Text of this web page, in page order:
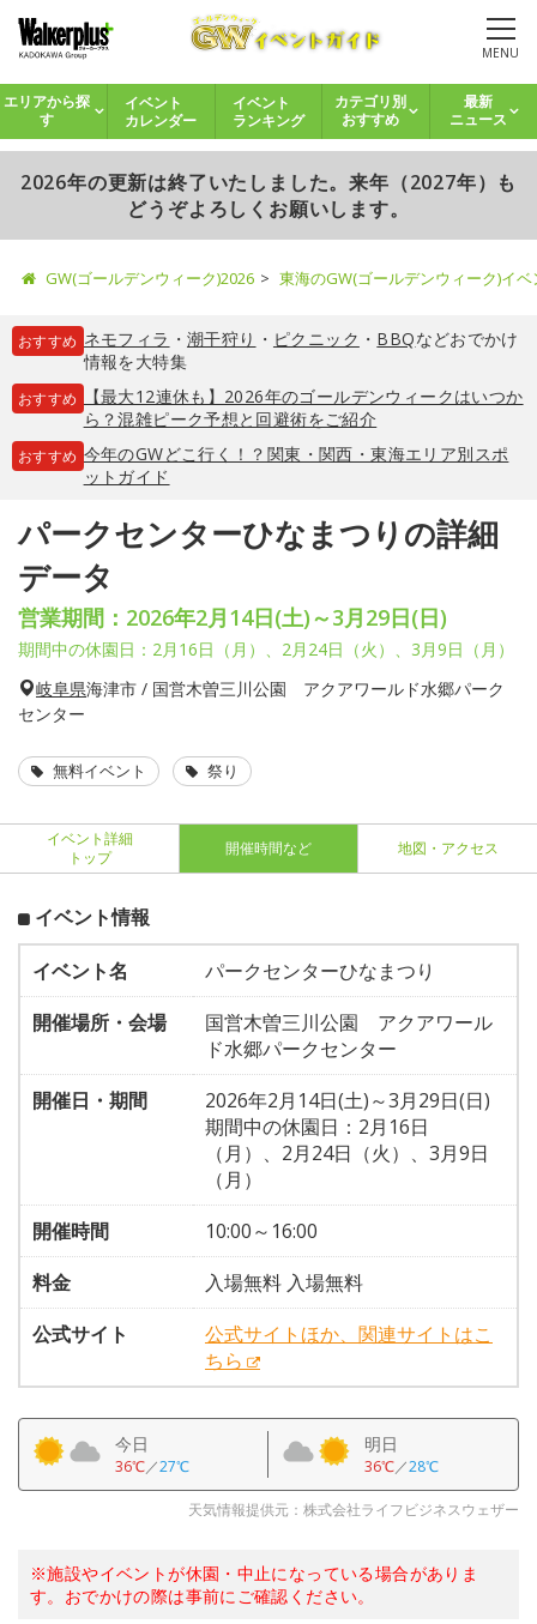
MENU
エリアから探
す
イベント
カレンダー
イベント
ランキング
カテゴリ別
おすすめ
最新
ニュース
2026年の更新は終了いたしました。来年（2027年）も
どうぞよろしくお願いします。
GW(ゴールデンウィーク)2026 東海のGW(ゴールデンウィーク)イ
おすすめ ネモフィラ ・ 潮干狩り ・ ピクニック ・ BBQなどおでかけ
情報を大特集
おすすめ
【最大12連休も】2026年のゴールデンウィークはいつか
ら？混雑ピーク予想と回避術をご紹介
おすすめ 今年のGWどこ行く！？関東・関西・東海エリア別スポ
ットガイド
パークセンターひなまつりの詳細
データ
営業期間：2026年2月14日(土)～3月29日(日)
期間中の休園日：2月16日（月）、2月24日（火）、3月9日（月）
岐阜県海津市 / 国営木曽三川公園 アクアワールド水郷パーク
センター
無料イベント 祭り
イベント詳細
トップ
開催時間など 地図・アクセス
イベント情報
イベント名
パークセンターひなまつり
開催場所・会場
国営木曽三川公園 アクアワール
ド水郷パークセンター
開催日・期間
2026年2月14日(土)～3月29日(日)
期間中の休園日：2月16日
（月）、2月24日（火）、3月9日
（月）
開催時間
10:00～16:00
料金
入場無料 入場無料
公式サイト
公式サイトほか、関連サイトはこ
ちら
今日
36℃／27℃
明日
36℃／28℃
天気情報提供元：株式会社ライフビジネスウェザー
※施設やイベントが休園・中止になっている場合がありま
す。おでかけの際は事前にご確認ください。